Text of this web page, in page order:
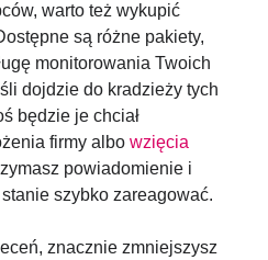
warto też wykupić
są różne pakiety,
monitorowania Twoich
dojdzie do kradzieży tych
będzie je chciał
firmy albowzięcia
powiadomienie i
szybko zareagować.
znacznie zmniejszysz